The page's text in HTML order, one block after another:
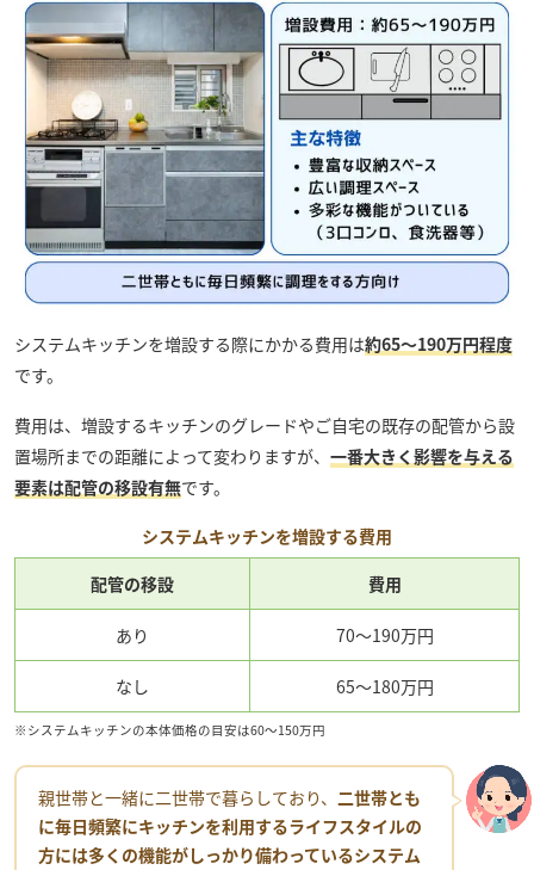
システムキッチンを増設する際にかかる費用は約65～190万円程度
です。
費用は、増設するキッチンのグレードやご自宅の既存の配管から設
置場所までの距離によって変わりますが、 一番大きく影響を与える
要素は配管の移設有無です。
システムキッチンを増設する費用
配管の移設
費用
あり 70～190万円
なし 65～180万円
※システムキッチンの本体価格の目安は60～150万円
親世帯と一緒に二世帯で暮らしており、 二世帯とも
に毎日頻繁にキッチンを利用するライフスタイルの
方には多くの機能がしっかり備わっているシステム